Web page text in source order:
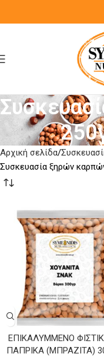
Αρχική σελίδα
Συσκευασία ξηρών
ΕΠΙΚΑΛΥΜΜΈΝΟ
ΠΆΠΡΙΚΑ (ΜΠΡΑΖΙΤΑ)